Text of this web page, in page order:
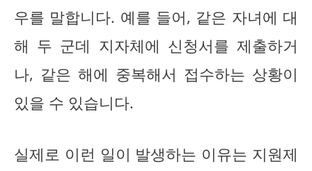
우를 말합니다. 예를 들어, 같은 자녀에 대
해 두 군데 지자체에 신청서를 제출하거
나, 같은 해에 중복해서 접수하는 상황이
있을 수 있습니다.
실제로 이런 일이 발생하는 이유는 지원제